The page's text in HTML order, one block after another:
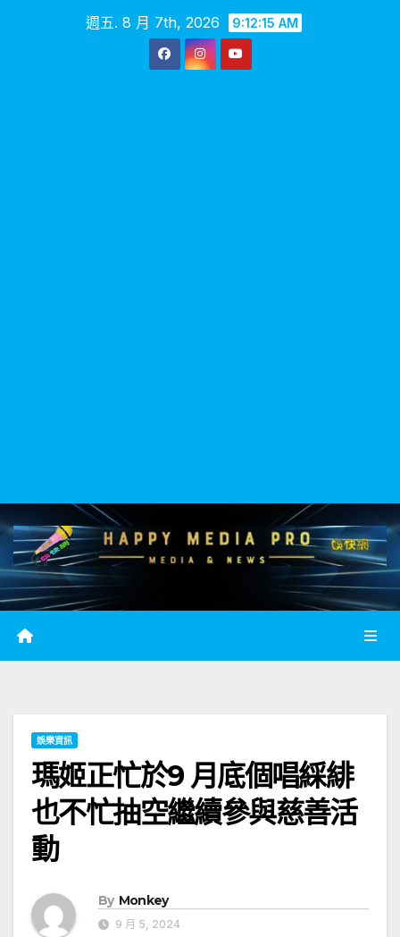
週五. 8 月 7th, 2026 9:12:16 AM
娛樂資訊
瑪姬正忙於9 月底個唱綵緋
也不忙抽空繼續參與慈善活
動
By Monkey
9 月 5, 2024